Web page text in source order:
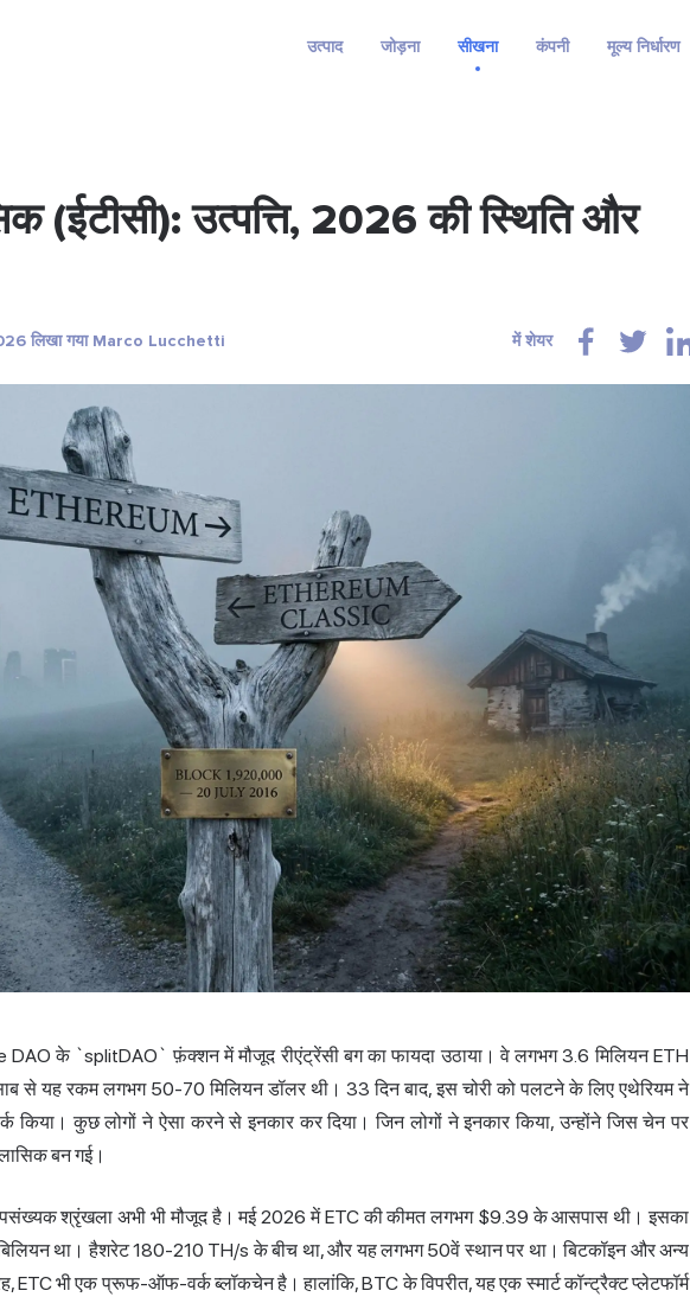
उत्पाद जोड़ना सीखना कंपनी मूल्य निर्धारण
(ईटीसी): उत्पत्ति, 2026 की स्थिति और
लिखा गया Marco Lucchetti में शेयर
के `splitDAO` फ़ंक्शन में मौजूद रीएंट्रेंसी बग का फायदा उठाया। वे लगभग 3.6 मिलियन ETH
से यह रकम लगभग 50-70 मिलियन डॉलर थी। 33 दिन बाद, इस चोरी को पलटने के लिए एथेरियम ने
किया। कुछ लोगों ने ऐसा करने से इनकार कर दिया। जिन लोगों ने इनकार किया, उन्होंने जिस चेन पर
बन गई।
श्रृंखला अभी भी मौजूद है। मई 2026 में ETC की कीमत लगभग $9.39 के आसपास थी। इसका
था। हैशरेट 180-210 TH/s के बीच था, और यह लगभग 50वें स्थान पर था। बिटकॉइन और अन्य
ETC भी एक प्रूफ-ऑफ-वर्क ब्लॉकचेन है। हालांकि, BTC के विपरीत, यह एक स्मार्ट कॉन्ट्रैक्ट प्लेटफॉर्म